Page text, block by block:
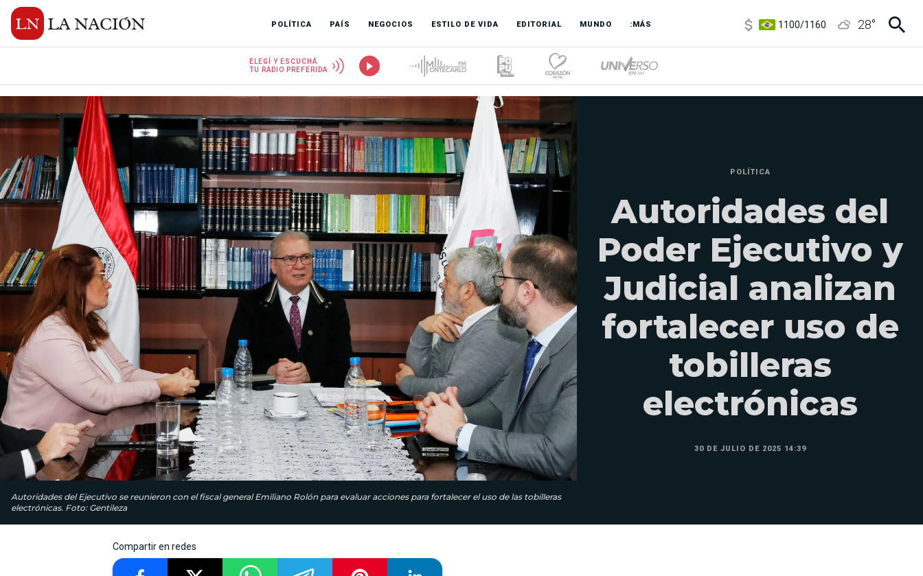
POLÍTICA PAÍS NEGOCIOS ESTILO DE VIDA EDITORIAL MUNDO :MÁS
3,8/4
28°
ELEGÍ Y ESCUCHÁ
TU RADIO PREFERIDA
Autoridades del Ejecutivo se reunieron con el fiscal general Emiliano Rolón para evaluar acciones para fortalecer el uso de las tobilleras
electrónicas. Foto: Gentileza
POLÍTICA
Autoridades del
Poder Ejecutivo y
Judicial analizan
fortalecer uso de
tobilleras
electrónicas
30 DE JULIO DE 2025 14:39
Compartir en redes